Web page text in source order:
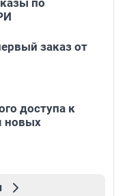
по
заказ от
доступа к
новых